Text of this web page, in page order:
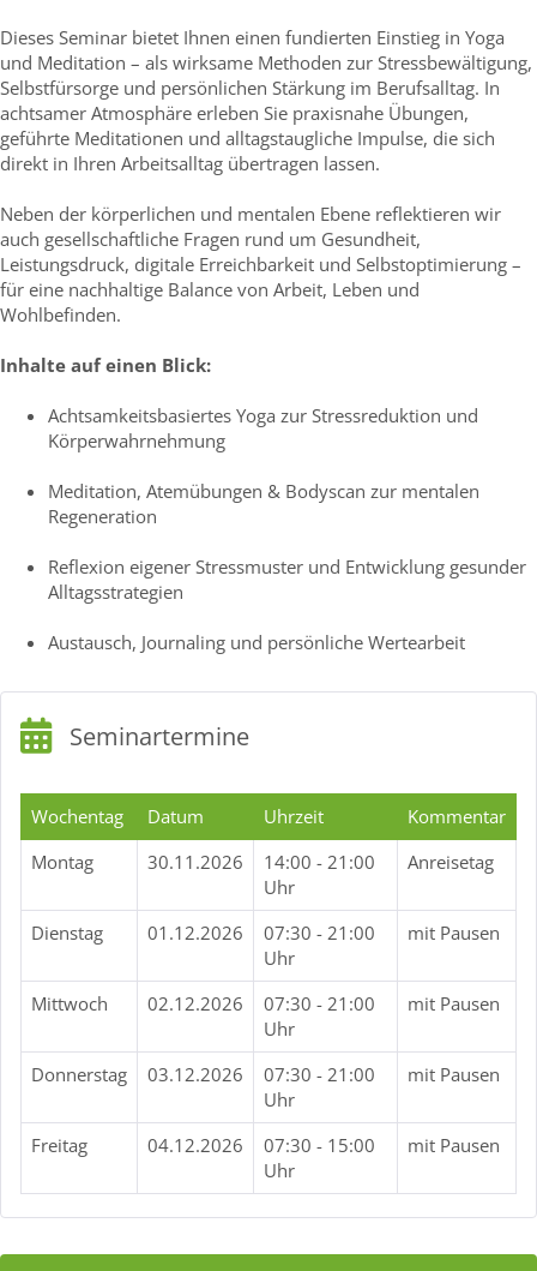
Dieses Seminar bietet Ihnen einen fundierten Einstieg in Yoga
und Meditation – als wirksame Methoden zur Stressbewältigung,
Selbstfürsorge und persönlichen Stärkung im Berufsalltag. In
achtsamer Atmosphäre erleben Sie praxisnahe Übungen,
geführte Meditationen und alltagstaugliche Impulse, die sich
direkt in Ihren Arbeitsalltag übertragen lassen.
Neben der körperlichen und mentalen Ebene reflektieren wir
auch gesellschaftliche Fragen rund um Gesundheit,
Leistungsdruck, digitale Erreichbarkeit und Selbstoptimierung –
für eine nachhaltige Balance von Arbeit, Leben und
Wohlbefinden.
Inhalte auf einen Blick:
Achtsamkeitsbasiertes Yoga zur Stressreduktion und
Körperwahrnehmung
Meditation, Atemübungen & Bodyscan zur mentalen
Regeneration
Reflexion eigener Stressmuster und Entwicklung gesunder
Alltagsstrategien
Austausch, Journaling und persönliche Wertearbeit
Seminartermine
Wochentag Datum Uhrzeit
Kommentar
Montag
30.11.2026
14:00 - 21:00
Uhr
Anreisetag
Dienstag 01.12.2026
07:30 - 21:00
Uhr
mit Pausen
Mittwoch 02.12.2026
07:30 - 21:00
Uhr
mit Pausen
Donnerstag 03.12.2026
07:30 - 21:00
Uhr
mit Pausen
Freitag 04.12.2026
07:30 - 15:00
Uhr
mit Pausen